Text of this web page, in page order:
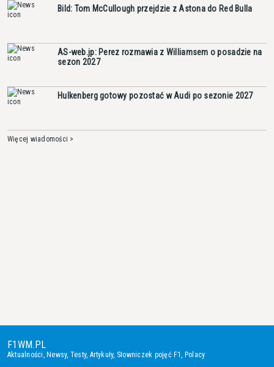
Bild: Tom McCullough przejdzie z Astona do Red Bulla
AS-web.jp: Perez rozmawia z Williamsem o posadzie na
sezon 2027
Hulkenberg gotowy pozostać w Audi po sezonie 2027
Więcej wiadomości >
F1WM.PL
Aktualności, Newsy, Testy, Artykuły, Słowniczek pojęć F1, Polacy